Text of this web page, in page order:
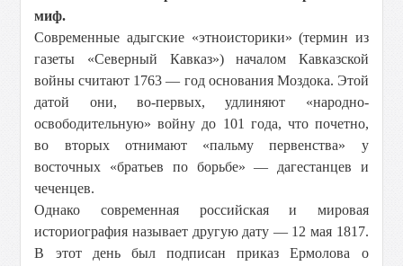
миф.
Современные адыгские «этноисторики» (термин из
газеты «Северный Кавказ») началом Кавказской
войны считают 1763 — год основания Моздока. Этой
датой они, во-первых, удлиняют «народно-
освободительную» войну до 101 года, что почетно,
во вторых отнимают «пальму первенства» у
восточных «братьев по борьбе» — дагестанцев и
чеченцев.
Однако современная российская и мировая
историография называет другую дату — 12 мая 1817.
В этот день был подписан приказ Ермолова о